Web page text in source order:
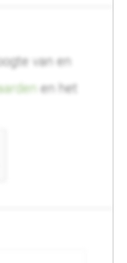
van en
en het